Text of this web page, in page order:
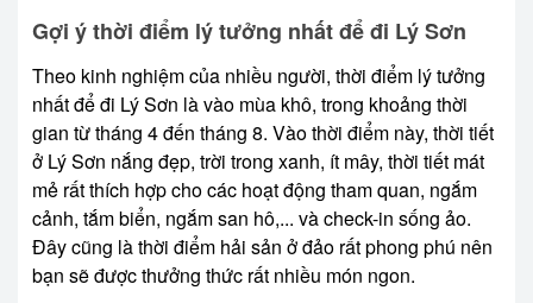
Gợi ý thời điểm lý tưởng nhất để đi Lý Sơn
Theo kinh nghiệm của nhiều người, thời điểm lý tưởng
nhất để đi Lý Sơn là vào mùa khô, trong khoảng thời
gian từ tháng 4 đến tháng 8. Vào thời điểm này, thời tiết
ở Lý Sơn nắng đẹp, trời trong xanh, ít mây, thời tiết mát
mẻ rất thích hợp cho các hoạt động tham quan, ngắm
cảnh, tắm biển, ngắm san hô,... và check-in sống ảo.
Đây cũng là thời điểm hải sản ở đảo rất phong phú nên
bạn sẽ được thưởng thức rất nhiều món ngon.